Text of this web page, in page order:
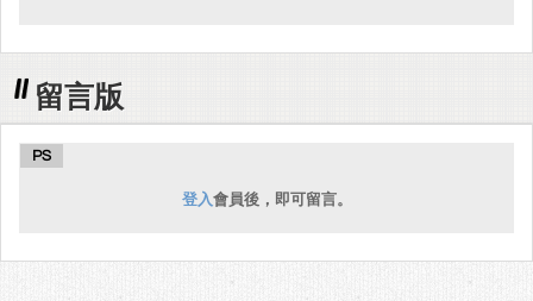
留言版
PS
登入會員後，即可留言。